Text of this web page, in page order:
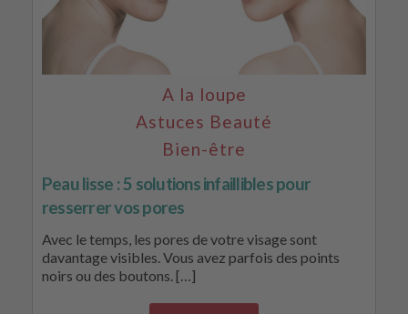
A la loupe
Astuces Beauté
Bien-être
Peau lisse : 5 solutions infaillibles pour
resserrer vos pores
Avec le temps, les pores de votre visage sont
davantage visibles. Vous avez parfois des points
noirs ou des boutons. […]